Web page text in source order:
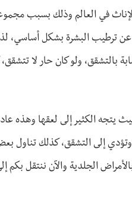
في العالم وذلك بسبب
عن ترطيب البشرة بشكل أساسي،
بالتشقق، ولو كان حار لا
يتجه الكثير إلى لعقها وهذه
إلى التشقق، كذلك تناول
الجلدية والآن ننتقل بكم